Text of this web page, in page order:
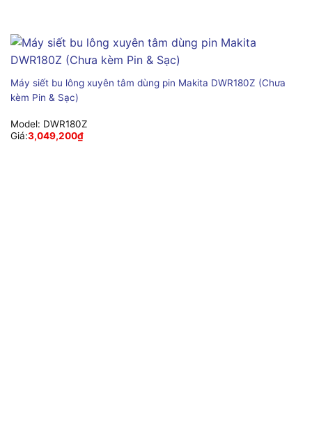
Máy siết bu lông xuyên tâm dùng pin Makita DWR180Z (Chưa
kèm Pin & Sạc)
Model: DWR180Z
Giá:3,049,200₫